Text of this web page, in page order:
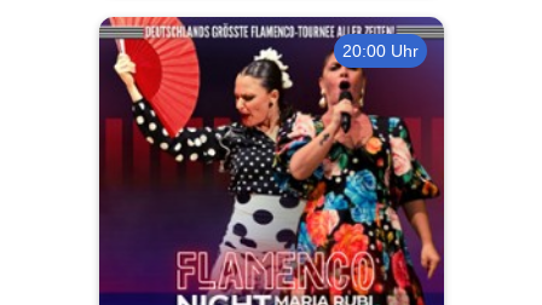
20:00 Uhr